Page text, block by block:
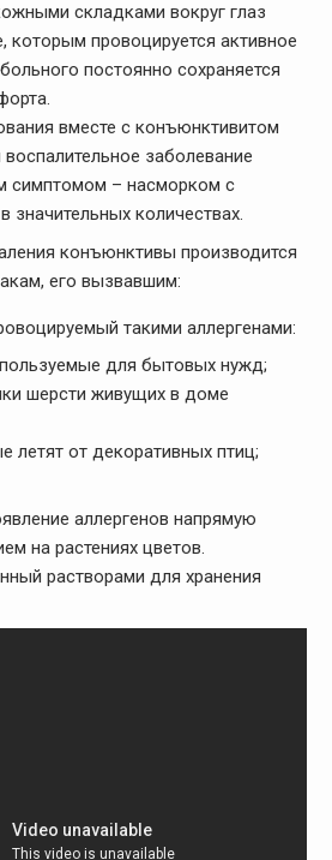
складками вокруг глаз
которым провоцируется активное
постоянно сохраняется
вместе с конъюнктивитом
заболевание
симптомом – насморком с
значительных количествах.
конъюнктивы производится
его вызвавшим:
такими аллергенами:
для бытовых нужд;
шерсти живущих в доме
летят от декоративных птиц;
аллергенов напрямую
на растениях цветов.
растворами для хранения